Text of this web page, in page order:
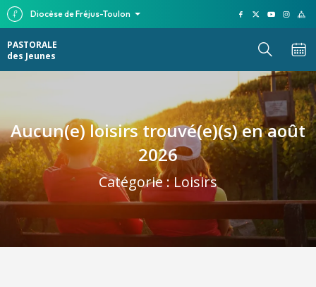
Diocèse de Fréjus-Toulon
PASTORALE
des Jeunes
Aucun(e) loisirs trouvé(e)(s) en août
2026
Catégorie :Loisirs